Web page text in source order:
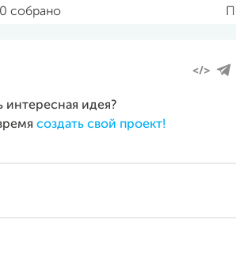
собрано
интересная идея?
создать свой проект!